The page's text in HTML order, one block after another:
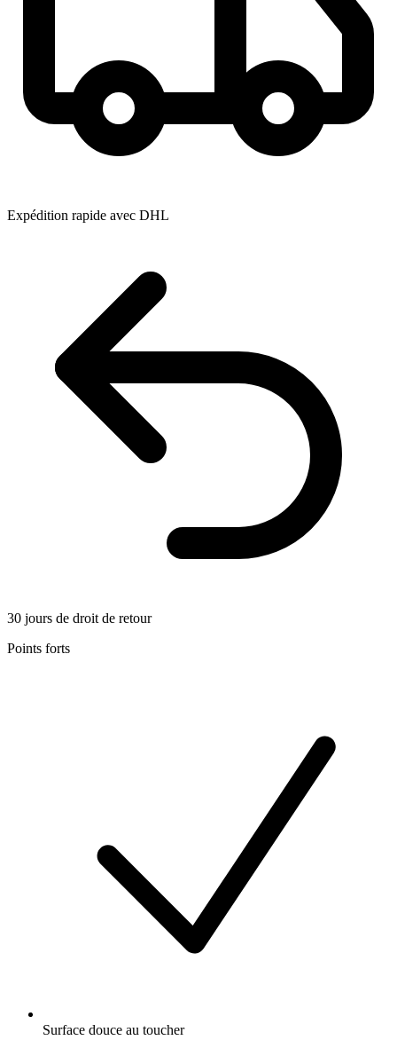
Expédition rapide avec DHL
30 jours de droit de retour
Points forts
Surface douce au toucher